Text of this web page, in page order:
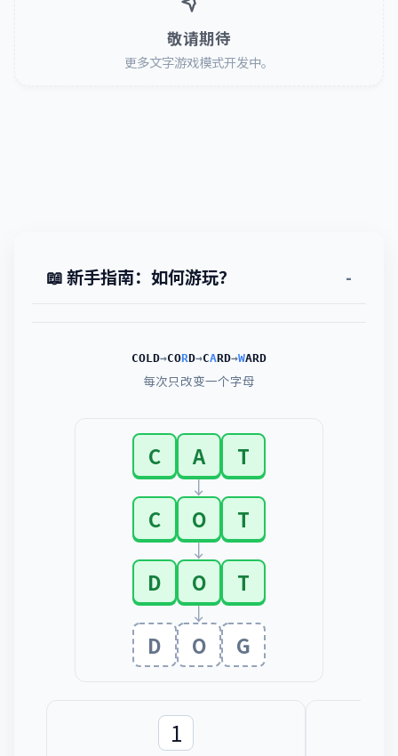
敬请期待
更多文字游戏模式开发中。
📖 新手指南：如何游玩？
COLD→CORD→CARD→WARD
每次只改变一个字母
C A T
↓
C O T
↓
D O T
↓
D O G
1